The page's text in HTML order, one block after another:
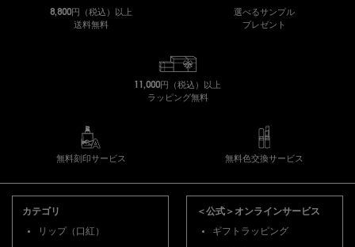
8,800円（税込）以上
送料無料
選べるサンプル
プレゼント
11,000円（税込）以上
ラッピング無料
無料刻印サービス 無料色交換サービス
カテゴリ
リップ（口紅）
＜公式＞オンラインサービス
ギフトラッピング